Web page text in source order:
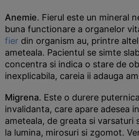
Anemie. Fierul este un mineral
buna functionare a organelor
fier din organism au, printre
ameteala. Pacientul se simte
concentra si indica o stare de
inexplicabila, careia ii adauga
Migrena. Este o durere
invalidanta, care apare adesea
ameteala, de greata si varsaturi
la lumina, mirosuri si zgomot.